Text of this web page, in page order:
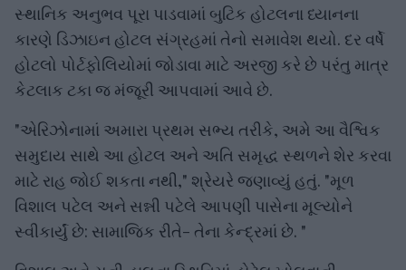
સ્થાનિક અનુભવ પૂરા પાડવામાં બુટિક હોટલના ધ્યાનના
કારણે ડિઝાઇન હોટલ સંગ્રહમાં તેનો સમાવેશ થયો. દર વર્ષે
હોટલો પોર્ટફોલિયોમાં જોડાવા માટે અરજી કરે છે પરંતુ માત્ર
કેટલાક ટકા જ મંજૂરી આપવામાં આવે છે.
"એરિઝોનામાં અમારા પ્રથમ સભ્ય તરીકે, અમે આ વૈશ્વિક
સમુદાય સાથે આ હોટલ અને અતિ સમૃદ્ધ સ્થળને શેર કરવા
માટે રાહ જોઈ શકતા નથી," શ્રેયરે જણાવ્યું હતું. "મૂળ
વિશાલ પટેલ અને સન્ની પટેલે આપણી પાસેના મૂલ્યોને
સ્વીકાર્યું છે: સામાજિક રીતે- તેના કેન્દ્રમાં છે. "